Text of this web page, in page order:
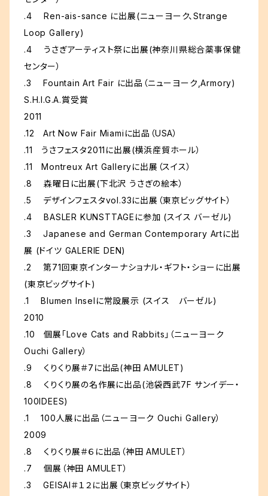
.4 Ren-ais-sance に出展(ニューヨーク、Strange
Loop Gallery)
.4 うさぎアーティスト祭に出展(神奈川県総合薬事保健
センター）
.3 Fountain Art Fair に出品（ニューヨーク,Armory)
S.H.I.G.A.賞受賞
2011
.12 Art Now Fair Miamiに出品（USA）
.11 うさフェスタ2011に出展(横浜産貿ホール）
.11 Montreux Art Galleryに出展（スイス）
.8 森曜日に出展(下北沢 うさぎの絵本）
.5 デザインフェスタvol.33に出展（東京ビッグサイト）
.4 BASLER KUNSTTAGEに参加 (スイス バーゼル)
.3 Japanese and German Contemporary Artに出
展 (ドイツ GALERIE DEN)
.2 第71回東京インターナショナル・ギフト・ショーに出展
(東京ビッグサイト)
.1 Blumen Inselに常設展示 (スイス バーゼル)
2010
.10 個展「Love Cats and Rabbits」（ニューヨーク
Ouchi Gallery）
.9 くりくり展＃7に出品(神田 AMULET)
.8 くりくり展の名作展に出品(池袋西武7F サンイデー・
100IDEES)
.1 100人展に出品（ニューヨーク Ouchi Gallery）
2009
.8 くりくり展＃６に出品（神田 AMULET）
.7 個展（神田 AMULET）
.3 GEISAI＃１２に出展（東京ビッグサイト）